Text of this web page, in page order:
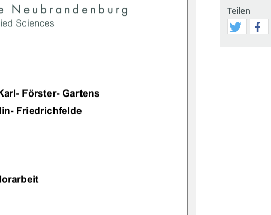
Förster- Gartens
Friedrichfelde
Teilen